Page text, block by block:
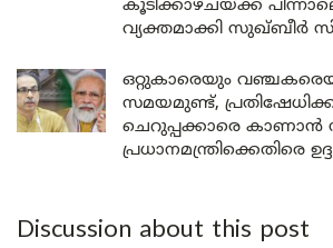
കൂടിക്കാഴ്ചയ്ക്ക്
വ്യക്തമാക്കി സുഖ്ബീർ
ഒറ്റുകാരെയും
സമയമുണ്ട്,
ചെറുപ്പക്കാരെ കാണാൻ
പ്രധാനമന്ത്രിക്കെതിരെ
Discussion about this post